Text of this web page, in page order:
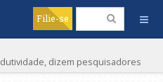
Filie-se
dizem pesquisadores